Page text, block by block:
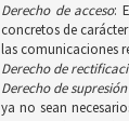
Derecho de acceso:
concretos de
las comunicaciones
Derecho de
Derecho de
ya no sean